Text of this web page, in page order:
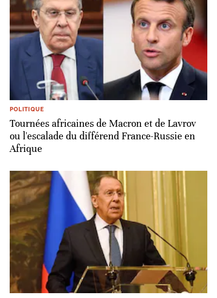
POLITIQUE
Tournées africaines de Macron et de Lavrov
ou l'escalade du différend France-Russie en
Afrique